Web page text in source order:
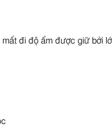
đi độ ẩm được giữ bởi